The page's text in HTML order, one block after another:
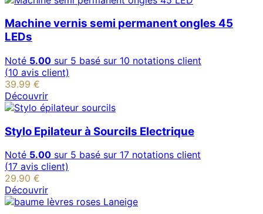
Machine vernis semi permanent ongles 45
LEDs
Noté 5.00 sur 5 basé sur 10 notations client
(10 avis client)
39.99 €
Découvrir
Stylo Epilateur à Sourcils Electrique
Noté 5.00 sur 5 basé sur 17 notations client
(17 avis client)
29.90 €
Découvrir